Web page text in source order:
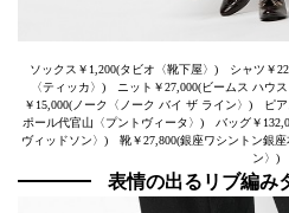
ソックス￥1,200(タビオ〈靴下屋〉) シャツ￥
〈ティッカ〉) ニット￥27,000(ビームス ハウ
￥15,000(ノーク〈ノーク バイ ザ ライン〉) ピ
ポール代官山〈プントヴィータ〉) バッグ￥
ヴィッドソン〉) 靴￥27,800(銀座ワシントン銀
ン〉)
表情の出るリブ編み